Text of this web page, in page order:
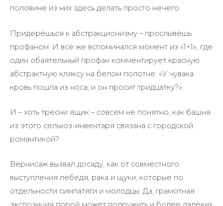
половине из них здесь делать просто нечего.
Придерёшься к абстракционизму – прослывёшь
профаном. И всё же вспоминался момент из «1+1», где
один обаятельный профан комментирует красную
абстрактную кляксу на белом полотне: «У чувака
кровь пошла из носа, и он просит тридцатку?».
И – хоть тресни ящик – совсем не понятно, как башня
из этого сельхоз-инвентаря связана с городской
романтикой?
Вернисаж вызвал досаду, как от совместного
выступления лебедя, рака и щуки, которые по
отдельности симпатяги и молодцы. Да, грамотная